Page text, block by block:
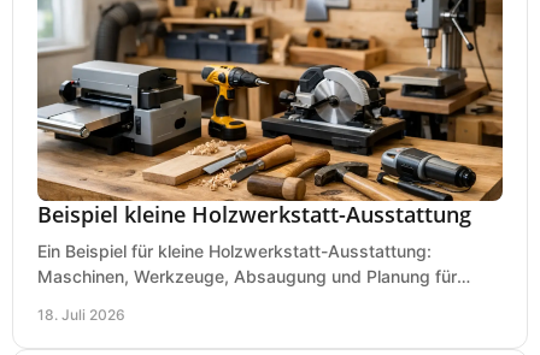
Beispiel kleine Holzwerkstatt-Ausstattung
Ein Beispiel für kleine Holzwerkstatt-Ausstattung:
Maschinen, Werkzeuge, Absaugung und Planung für
18. Juli 2026